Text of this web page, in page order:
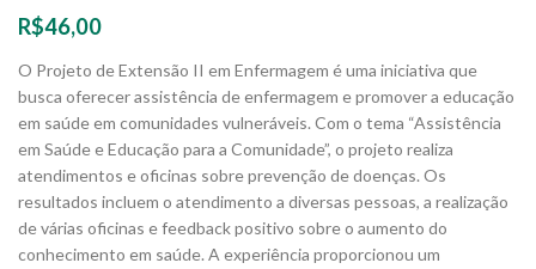
R$46,00
O Projeto de Extensão II em Enfermagem é uma iniciativa que
busca oferecer assistência de enfermagem e promover a educação
em saúde em comunidades vulneráveis. Com o tema “Assistência
em Saúde e Educação para a Comunidade”, o projeto realiza
atendimentos e oficinas sobre prevenção de doenças. Os
resultados incluem o atendimento a diversas pessoas, a realização
de várias oficinas e feedback positivo sobre o aumento do
conhecimento em saúde. A experiência proporcionou um